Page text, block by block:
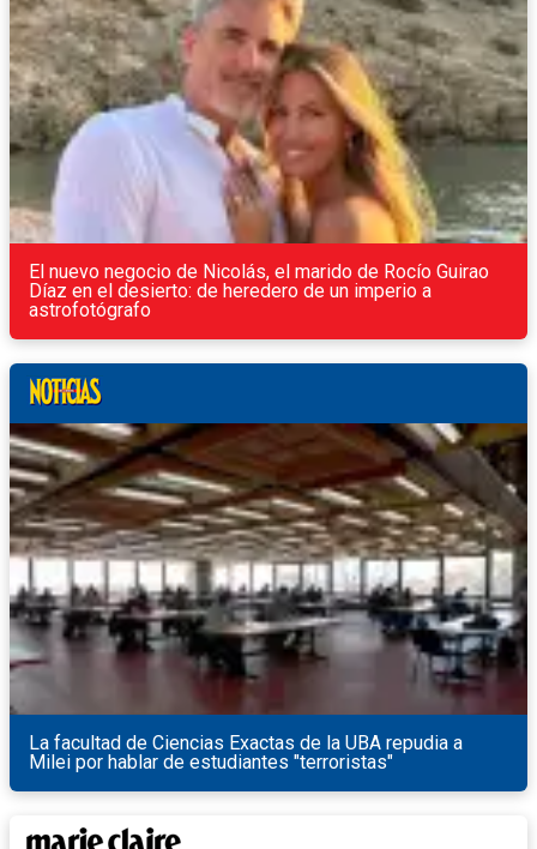
El nuevo negocio de Nicolás, el marido de Rocío Guirao
Díaz en el desierto: de heredero de un imperio a
astrofotógrafo
La facultad de Ciencias Exactas de la UBA repudia a
Milei por hablar de estudiantes "terroristas"